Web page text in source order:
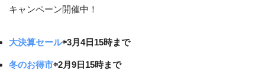
キャンペーン開催中！
大決算セール⇦3月4日15時まで
冬のお得市⇦2月9日15時まで